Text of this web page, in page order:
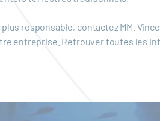
responsable, contactez MM.
entreprise. Retrouver toutes les